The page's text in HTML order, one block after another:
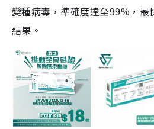
變種病毒，準確度達至99%，最
結果。